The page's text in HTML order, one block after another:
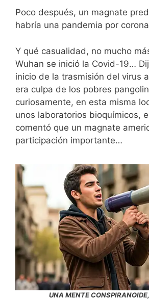
Poco después, un magnate
habría una pandemia por
Y qué casualidad, no mucho
Wuhan se inició la Covid-19…
inicio de la trasmisión del virus
era culpa de los pobres
curiosamente, en esta misma
unos laboratorios bioquímicos,
comentó que un magnate
participación importante…
UNA MENTE